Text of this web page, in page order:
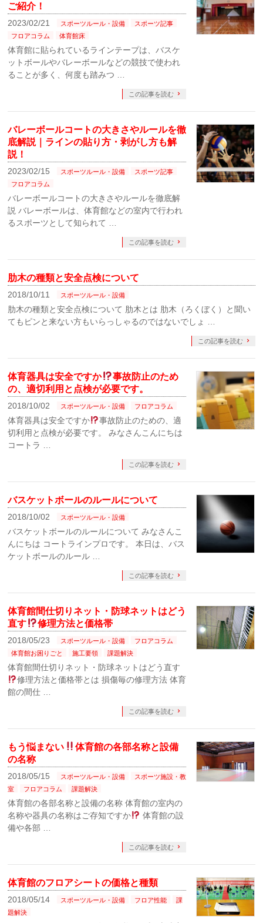
ご紹介！
2023/02/21 スポーツルール・設備
スポーツ記事
フロアコラム
体育館床
体育館に貼られているラインテープは、バスケ
ットボールやバレーボールなどの競技で使われ
ることが多く、何度も踏みつ …
この記事を読む
バレーボールコートの大きさやルールを徹
底解説｜ラインの貼り方・剥がし方も解
説！
2023/02/15 スポーツルール・設備
スポーツ記事
フロアコラム
バレーボールコートの大きさやルールを徹底解
説 バレーボールは、体育館などの室内で行われ
るスポーツとして知られて …
この記事を読む
肋木の種類と安全点検について
2018/10/11 スポーツルール・設備
肋木の種類と安全点検について 肋木とは 肋木（ろくぼく）と聞い
てもピンと来ない方もいらっしゃるのではないでしょ …
この記事を読む
体育器具は安全ですか
事故防止のため
の、適切利用と点検が必要です。
2018/10/02 スポーツルール・設備 フロアコラム
体育器具は安全ですか
事故防止のための、適
切利用と点検が必要です。 みなさんこんにちは
コートラ …
この記事を読む
バスケットボールのルールについて
2018/10/02 スポーツルール・設備
バスケットボールのルールについて みなさんこ
んにちは コートラインプロです。 本日は、バス
ケットボールのルール …
この記事を読む
体育館間仕切りネット・防球ネットはどう
直す
修理方法と価格帯
2018/05/23 スポーツルール・設備
フロアコラム
体育館お困りごと
施工要領 課題解決
体育館間仕切りネット・防球ネットはどう直す
修理方法と価格帯とは 損傷毎の修理方法 体育
館の間仕 …
この記事を読む
もう悩まない
体育館の各部名称と設備
の名称
2018/05/15 スポーツルール・設備
スポーツ施設・教
室
フロアコラム 課題解決
体育館の各部名称と設備の名称 体育館の室内の
名称や器具の名称はご存知ですか
体育館の設
備や各部 …
この記事を読む
体育館のフロアシートの価格と種類
2018/05/14 スポーツルール・設備 フロア性能
課
題解決